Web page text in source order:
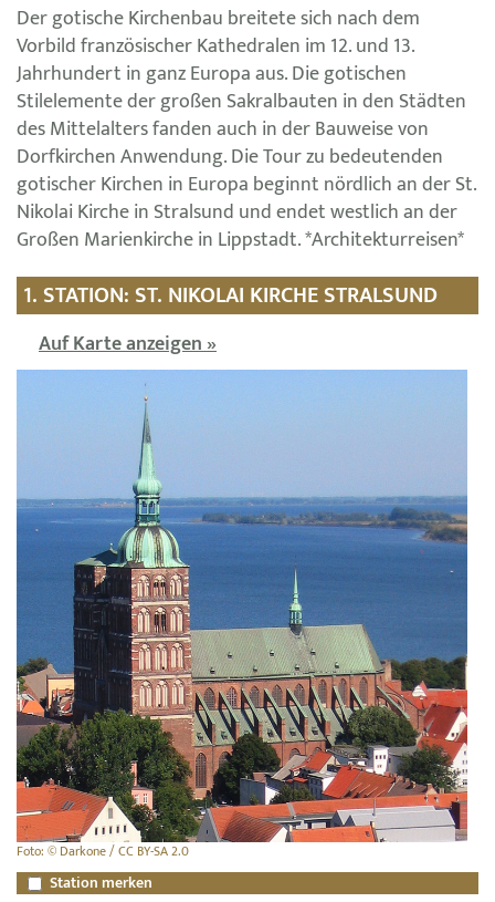
Der gotische Kirchenbau breitete sich nach dem
Vorbild französischer Kathedralen im 12. und 13.
Jahrhundert in ganz Europa aus. Die gotischen
Stilelemente der großen Sakralbauten in den Städten
des Mittelalters fanden auch in der Bauweise von
Dorfkirchen Anwendung. Die Tour zu bedeutenden
gotischer Kirchen in Europa beginnt nördlich an der St.
Nikolai Kirche in Stralsund und endet westlich an der
Großen Marienkirche in Lippstadt. *Architekturreisen*
1. STATION: ST. NIKOLAI KIRCHE STRALSUND
Auf Karte anzeigen »
Foto: © Darkone / CC BY-SA 2.0
Station merken